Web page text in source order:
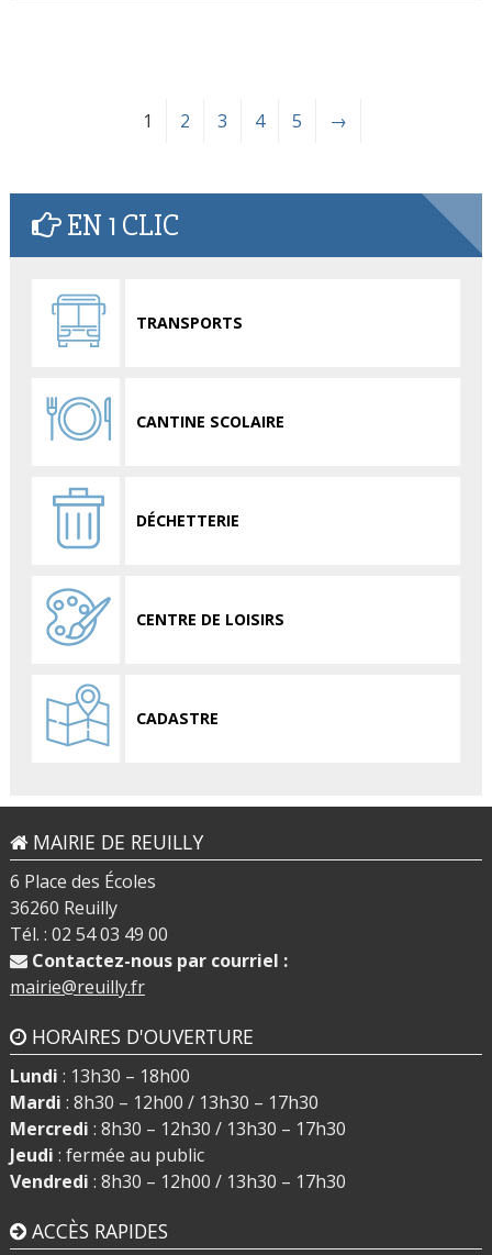
1 2 3 4 5 →
EN 1 CLIC
TRANSPORTS
CANTINE SCOLAIRE
DÉCHETTERIE
CENTRE DE LOISIRS
CADASTRE
MAIRIE DE REUILLY
6 Place des Écoles
36260 Reuilly
Tél. : 02 54 03 49 00
Contactez-nous par courriel :
mairie@reuilly.fr
HORAIRES D'OUVERTURE
Lundi : 13h30 – 18h00
Mardi : 8h30 – 12h00 / 13h30 – 17h30
Mercredi : 8h30 – 12h30 / 13h30 – 17h30
Jeudi : fermée au public
Vendredi : 8h30 – 12h00 / 13h30 – 17h30
ACCÈS RAPIDES